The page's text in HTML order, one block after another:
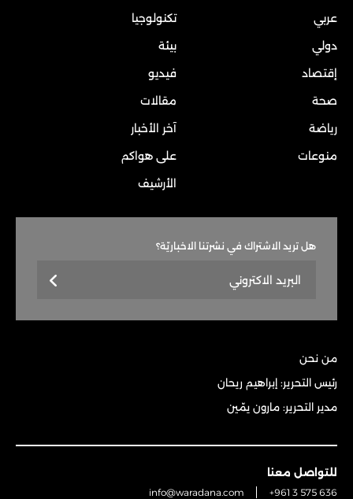
عربي
دولي
إقتصاد
صحة
رياضة
منوعات
تكنولوجيا
بيئة
فيديو
مقالات
آخر الأخبار
على هواكم
الأرشيف
هل تريد الاشتراك في نشرتنا الاخباريّة؟
من نحن
رئيس التحرير: إبراهيم ريحان
مدير التحرير: مارون يمّين
للتواصل معنا
info@waradana.com
+961 3 575 636